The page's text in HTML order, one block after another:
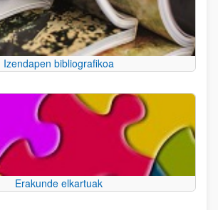
Izendapen bibliografikoa
Erakunde elkartuak